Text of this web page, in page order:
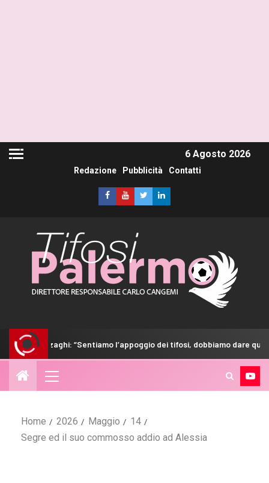
6 Agosto 2026
Redazione Pubblicità Contatti
“Sentiamo l’appoggio dei tifosi, dobbiamo dare qualcosa in più”
Home 2026 Maggio
14
Segre ed il suo commosso addio ad Alessia